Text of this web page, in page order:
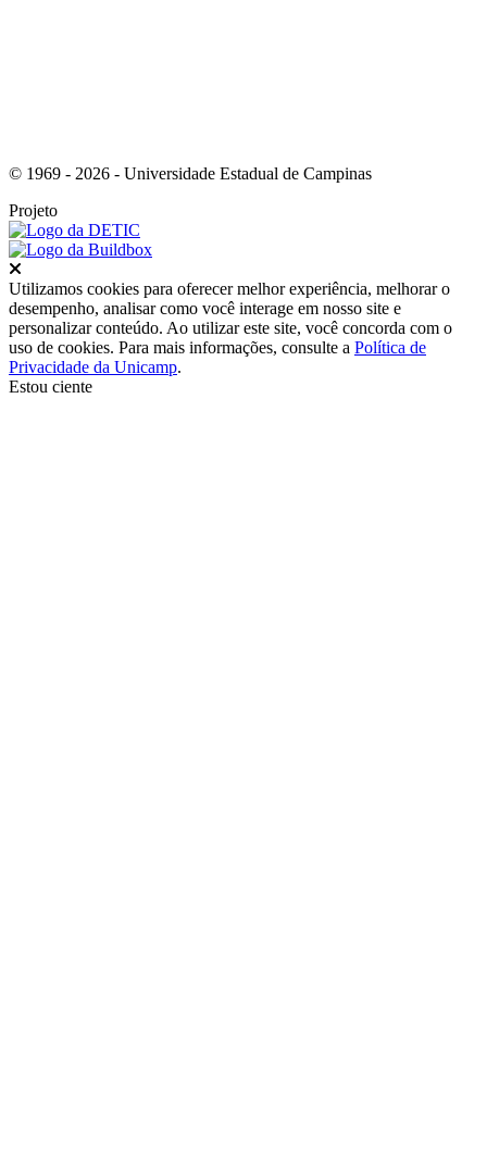
© 1969 - 2026 - Universidade Estadual de Campinas
Projeto
Utilizamos cookies para oferecer melhor experiência, melhorar o
desempenho, analisar como você interage em nosso site e
personalizar conteúdo. Ao utilizar este site, você concorda com o
uso de cookies. Para mais informações, consulte a Política de
Privacidade da Unicamp.
Estou ciente